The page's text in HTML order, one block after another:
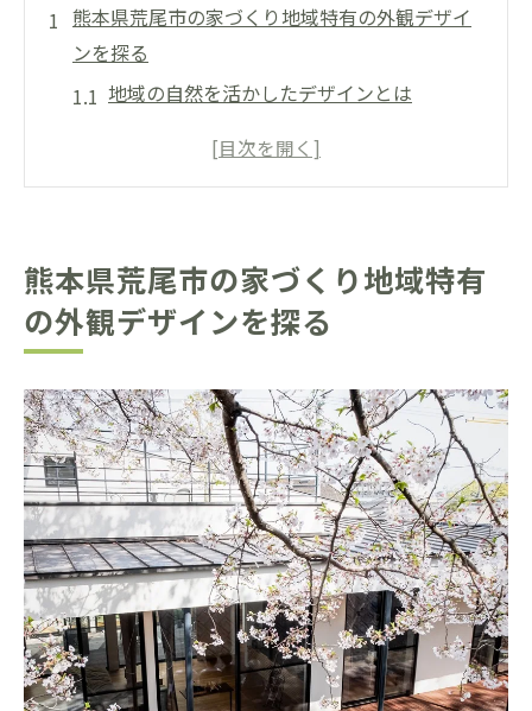
熊本県荒尾市の家づくり地域特有の外観デザイ
ンを探る
地域の自然を活かしたデザインとは
歴史と現代の融合が生む魅力
地元の素材を利用した外観デザインの利点
地域特有のデザインが持つ持続可能性
荒尾市の気候特性と家づくりへの影響
季節ごとの快適性を追求する設計手法
湿度対策のための効果的な設計
風通しを良くするための間取りの工夫
日射をコントロールするデザインの工夫
気候に適応した断熱材の選び方
持続可能な住まいを実現するためのデザインの
工夫
熊本県荒尾市の家づくり地域特有
の外観デザインを探る